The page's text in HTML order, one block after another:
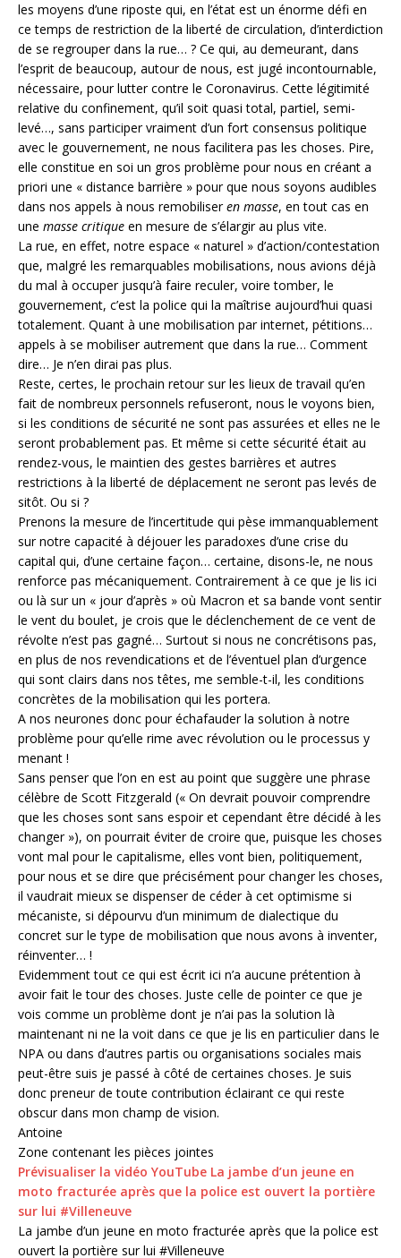
les moyens d’une riposte qui, en l’état est un énorme défi en
ce temps de restriction de la liberté de circulation, d’interdiction
de se regrouper dans la rue… ? Ce qui, au demeurant, dans
l’esprit de beaucoup, autour de nous, est jugé incontournable,
nécessaire, pour lutter contre le Coronavirus. Cette légitimité
relative du confinement, qu’il soit quasi total, partiel, semi-
levé…, sans participer vraiment d’un fort consensus politique
avec le gouvernement, ne nous facilitera pas les choses. Pire,
elle constitue en soi un gros problème pour nous en créant a
priori une « distance barrière » pour que nous soyons audibles
dans nos appels à nous remobiliseren masse, en tout cas en
une masse critique en mesure de s’élargir au plus vite.
La rue, en effet, notre espace « naturel » d’action/contestation
que, malgré les remarquables mobilisations, nous avions déjà
du mal à occuper jusqu’à faire reculer, voire tomber, le
gouvernement, c’est la police qui la maîtrise aujourd’hui quasi
totalement. Quant à une mobilisation par internet, pétitions…
appels à se mobiliser autrement que dans la rue… Comment
dire… Je n’en dirai pas plus.
Reste, certes, le prochain retour sur les lieux de travail qu’en
fait de nombreux personnels refuseront, nous le voyons bien,
si les conditions de sécurité ne sont pas assurées et elles ne le
seront probablement pas. Et même si cette sécurité était au
rendez-vous, le maintien des gestes barrières et autres
restrictions à la liberté de déplacement ne seront pas levés de
sitôt. Ou si ?
Prenons la mesure de l’incertitude qui pèse immanquablement
sur notre capacité à déjouer les paradoxes d’une crise du
capital qui, d’une certaine façon… certaine, disons-le, ne nous
renforce pas mécaniquement. Contrairement à ce que je lis ici
ou là sur un « jour d’après » où Macron et sa bande vont sentir
le vent du boulet, je crois que le déclenchement de ce vent de
révolte n’est pas gagné… Surtout si nous ne concrétisons pas,
en plus de nos revendications et de l’éventuel plan d’urgence
qui sont clairs dans nos têtes, me semble-t-il, les conditions
concrètes de la mobilisation qui les portera.
A nos neurones donc pour échafauder la solution à notre
problème pour qu’elle rime avec révolution ou le processus y
menant !
Sans penser que l’on en est au point que suggère une phrase
célèbre de Scott Fitzgerald (« On devrait pouvoir comprendre
que les choses sont sans espoir et cependant être décidé à les
changer »), on pourrait éviter de croire que, puisque les choses
vont mal pour le capitalisme, elles vont bien, politiquement,
pour nous et se dire que précisément pour changer les choses,
il vaudrait mieux se dispenser de céder à cet optimisme si
mécaniste, si dépourvu d’un minimum de dialectique du
concret sur le type de mobilisation que nous avons à inventer,
réinventer… !
Evidemment tout ce qui est écrit ici n’a aucune prétention à
avoir fait le tour des choses. Juste celle de pointer ce que je
vois comme un problème dont je n’ai pas la solution là
maintenant ni ne la voit dans ce que je lis en particulier dans le
NPA ou dans d’autres partis ou organisations sociales mais
peut-être suis je passé à côté de certaines choses. Je suis
donc preneur de toute contribution éclairant ce qui reste
obscur dans mon champ de vision.
Antoine
Zone contenant les pièces jointes
Prévisualiser la vidéo YouTube La jambe d’un jeune en
moto fracturée après que la police est ouvert la portière
sur lui #Villeneuve
La jambe d’un jeune en moto fracturée après que la police est
ouvert la portière sur lui #Villeneuve